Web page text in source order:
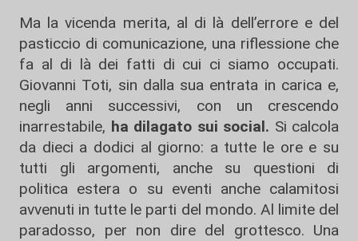
Ma la vicenda merita, al di là dell’errore e del
pasticcio di comunicazione, una riflessione che
fa al di là dei fatti di cui ci siamo occupati.
Giovanni Toti, sin dalla sua entrata in carica e,
negli anni successivi, con un crescendo
inarrestabile, ha dilagato sui social. Si calcola
da dieci a dodici al giorno: a tutte le ore e su
tutti gli argomenti, anche su questioni di
politica estera o su eventi anche calamitosi
avvenuti in tutte le parti del mondo. Al limite del
paradosso, per non dire del grottesco. Una